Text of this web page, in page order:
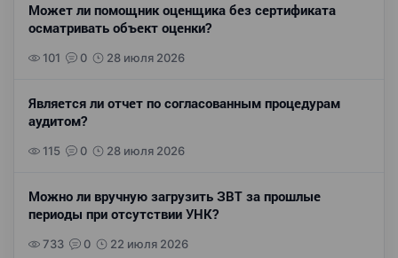
Может ли помощник оценщика без сертификата
осматривать объект оценки?
101 0 28 июля 2026
Является ли отчет по согласованным процедурам
аудитом?
115 0 28 июля 2026
Можно ли вручную загрузить ЗВТ за прошлые
периоды при отсутствии УНК?
733 0 22 июля 2026